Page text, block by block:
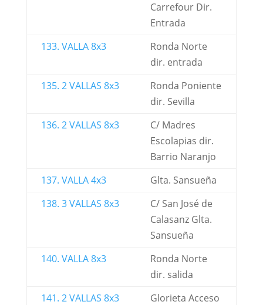
Carrefour Dir.
Entrada
133. VALLA 8x3
Ronda Norte
dir. entrada
135. 2 VALLAS 8x3
Ronda Poniente
dir. Sevilla
136. 2 VALLAS 8x3
C/ Madres
Escolapias dir.
Barrio Naranjo
137. VALLA 4x3
Glta. Sansueña
138. 3 VALLAS 8x3
C/ San José de
Calasanz Glta.
Sansueña
140. VALLA 8x3
Ronda Norte
dir. salida
141. 2 VALLAS 8x3
Glorieta Acceso